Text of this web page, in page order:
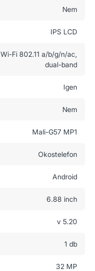
Nem
IPS LCD
Wi-Fi 802.11 a/b/g/n/ac,
dual-band
Igen
Nem
Mali-G57 MP1
Okostelefon
Android
6.88 inch
v 5.20
1 db
32 MP